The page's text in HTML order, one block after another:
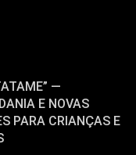
—
E NOVAS
PARA CRIANÇAS E